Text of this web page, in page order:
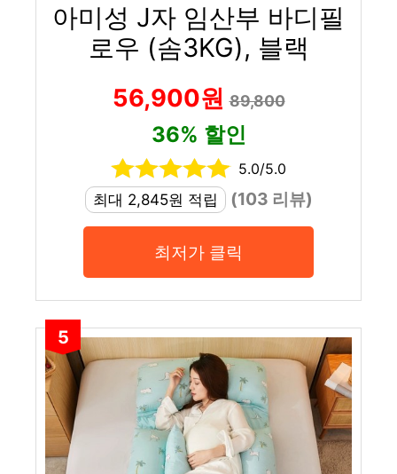
아미성 J자 임산부 바디필
로우 (솜3KG), 블랙
56,900원89,800
36% 할인
5.0/5.0
최대 2,845원 적립
(103 리뷰)
최저가 클릭
5